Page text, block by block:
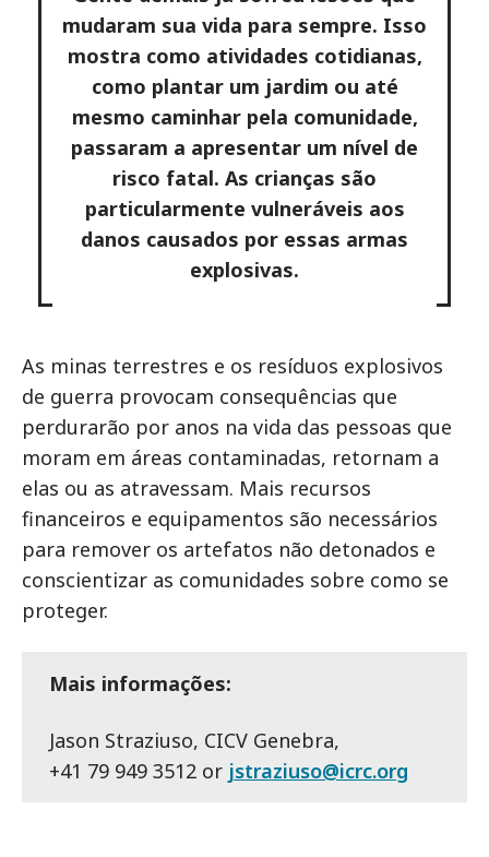
mudaram sua vida para sempre. Isso
mostra como atividades cotidianas,
como plantar um jardim ou até
mesmo caminhar pela comunidade,
passaram a apresentar um nível de
risco fatal. As crianças são
particularmente vulneráveis aos
danos causados por essas armas
explosivas.
As minas terrestres e os resíduos explosivos
de guerra provocam consequências que
perdurarão por anos na vida das pessoas que
moram em áreas contaminadas, retornam a
elas ou as atravessam. Mais recursos
financeiros e equipamentos são necessários
para remover os artefatos não detonados e
conscientizar as comunidades sobre como se
proteger.
Mais informações:
Jason Straziuso, CICV Genebra,
+41 79 949 3512 or jstraziuso@icrc.org